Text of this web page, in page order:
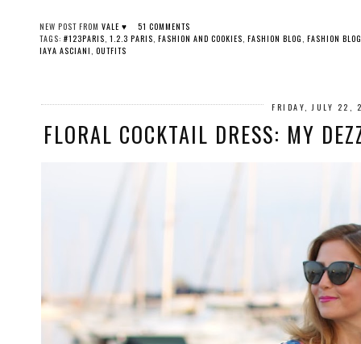
NEW POST FROM VALE ♥
51 COMMENTS
TAGS: #123PARIS, 1.2.3 PARIS, FASHION AND COOKIES, FASHION BLOG , FASHION
IAYA ASCIANI , OUTFITS
FRIDAY, JULY 22,
FLORAL COCKTAIL DRESS: MY